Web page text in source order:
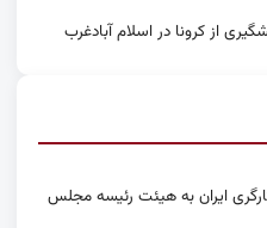
از کرونا در اسلام آبادغرب